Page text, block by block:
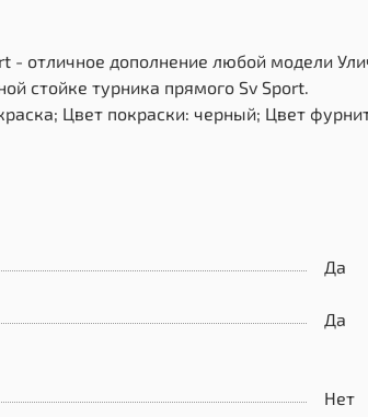
- отличное дополнение любой модели
стойке турника прямого Sv Sport.
Цвет покраски: черный; Цвет
Да
Да
Нет